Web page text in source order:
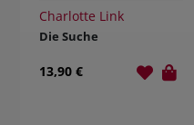
Charlotte Link
Die Suche
13,90 €